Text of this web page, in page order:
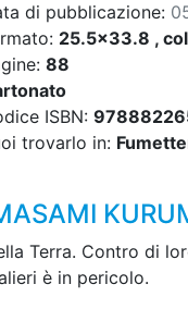
di pubblicazione:
25.5x33.8 ,
88
ISBN:
trovarlo in:
Terra. Contro di
è in pericolo.